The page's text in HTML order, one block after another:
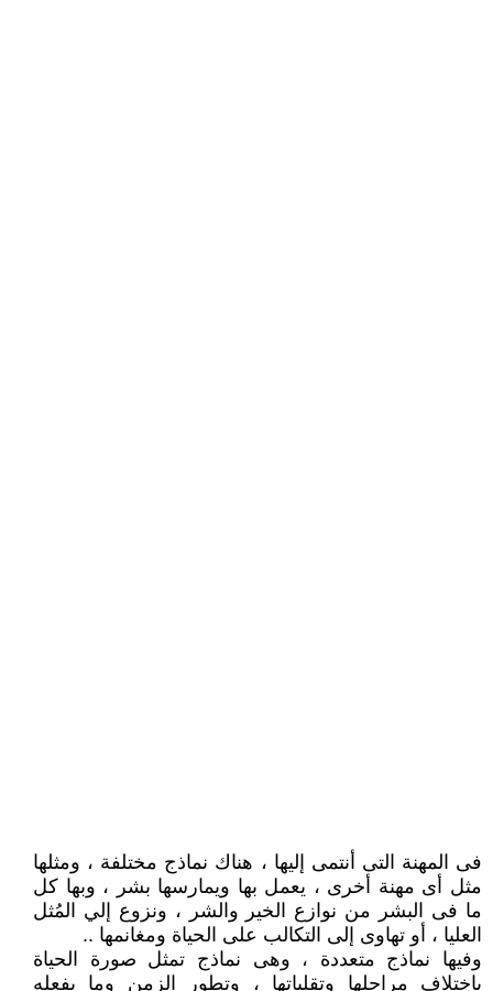
فى المهنة التى أنتمى إليها ، هناك نماذج مختلفة ، ومثلها
مثل أى مهنة أخرى ، يعمل بها ويمارسها بشر ، وبها كل
ما فى البشر من نوازع الخير والشر ، ونزوع إلي المُثل
العليا ، أو تهاوى إلى التكالب على الحياة ومغانمها ..
وفيها نماذج متعددة ، وهى نماذج تمثل صورة الحياة
باختلاف مراحلها وتقلباتها ، وتطور الزمن وما يفعله